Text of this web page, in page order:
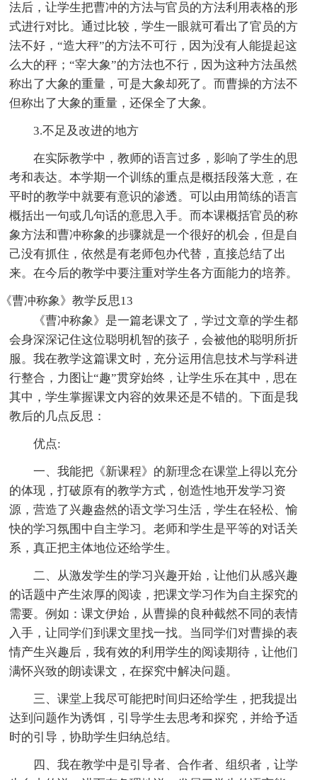
法后，让学生把曹冲的方法与官员的方法利用表格的形
式进行对比。通过比较，学生一眼就可看出了官员的方
法不好，“造大秤”的方法不可行，因为没有人能提起这
么大的秤；“宰大象”的方法也不行，因为这种方法虽然
称出了大象的重量，可是大象却死了。而曹操的方法不
但称出了大象的重量，还保全了大象。
3.不足及改进的地方
在实际教学中，教师的语言过多，影响了学生的思
考和表达。本学期一个训练的重点是概括段落大意，在
平时的教学中就要有意识的渗透。可以由用简练的语言
概括出一句或几句话的意思入手。而本课概括官员的称
象方法和曹冲称象的步骤就是一个很好的机会，但是自
己没有抓住，依然是有老师包办代替，直接总结了出
来。在今后的教学中要注重对学生各方面能力的培养。
《曹冲称象》教学反思13
《曹冲称象》是一篇老课文了，学过文章的学生都
会身深深记住这位聪明机智的孩子，会被他的聪明所折
服。我在教学这篇课文时，充分运用信息技术与学科进
行整合，力图让“趣”贯穿始终，让学生乐在其中，思在
其中，学生掌握课文内容的效果还是不错的。下面是我
教后的几点反思：
优点:
一、我能把《新课程》的新理念在课堂上得以充分
的体现，打破原有的教学方式，创造性地开发学习资
源，营造了兴趣盎然的语文学习生活，学生在轻松、愉
快的学习氛围中自主学习。老师和学生是平等的对话关
系，真正把主体地位还给学生。
二、从激发学生的学习兴趣开始，让他们从感兴趣
的话题中产生浓厚的阅读，把课文学习作为自主探究的
需要。例如：课文伊始，从曹操的良种截然不同的表情
入手，让同学们到课文里找一找。当同学们对曹操的表
情产生兴趣后，我有效的利用学生的阅读期待，让他们
满怀兴致的朗读课文，在探究中解决问题。
三、课堂上我尽可能把时间归还给学生，把我提出
达到问题作为诱饵，引导学生去思考和探究，并给予适
时的引导，协助学生归纳总结。
四、我在教学中是引导者、合作者、组织者，让学